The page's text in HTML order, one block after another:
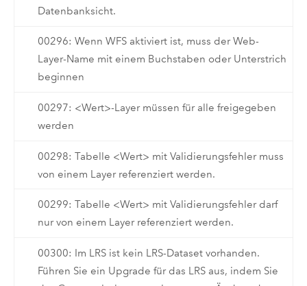
Datenbanksicht.
00296: Wenn WFS aktiviert ist, muss der Web-
Layer-Name mit einem Buchstaben oder Unterstrich
beginnen
00297: <Wert>-Layer müssen für alle freigegeben
werden
00298: Tabelle <Wert> mit Validierungsfehler muss
von einem Layer referenziert werden.
00299: Tabelle <Wert> mit Validierungsfehler darf
nur von einem Layer referenziert werden.
00300: Im LRS ist kein LRS-Dataset vorhanden.
Führen Sie ein Upgrade für das LRS aus, indem Sie